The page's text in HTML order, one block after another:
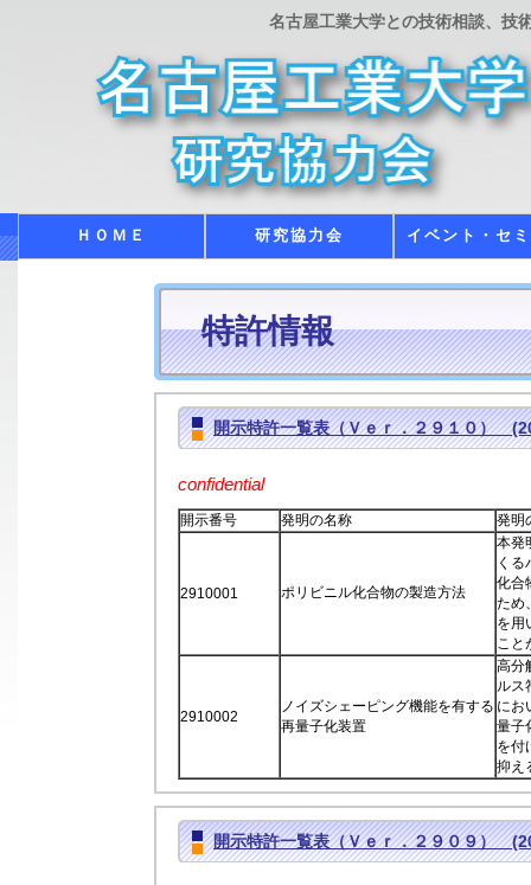
名古屋工業大学との技術相談、技
ＨＯＭＥ 研究協力会 イベント・セ
特許情報
開示特許一覧表（Ｖｅｒ．２９１０）
confidential
開示番号 発明の名称 発明
2910001 ポリビニル化合物の製造方法
本発
く
化合
ため
を用
こと
2910002
ノイズシェーピング機能を有する
再量子化装置
高分
ルス
にお
量子
を付
抑え
開示特許一覧表（Ｖｅｒ．２９０９）